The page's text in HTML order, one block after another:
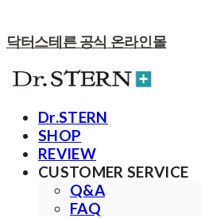
닥터스테른 공식 온라인몰
Dr.STERN
SHOP
REVIEW
CUSTOMER SERVICE
Q&A
FAQ